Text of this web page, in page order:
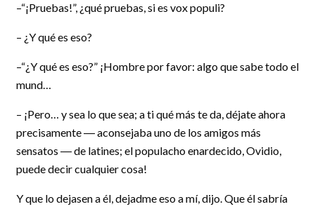
–“¡Pruebas!”, ¿qué pruebas, si es vox populi?
– ¿Y qué es eso?
–“¿Y qué es eso?” ¡Hombre por favor: algo que sabe todo el
mund…
– ¡Pero… y sea lo que sea; a ti qué más te da, déjate ahora
precisamente ― aconsejaba uno de los amigos más
sensatos ― de latines; el populacho enardecido, Ovidio,
puede decir cualquier cosa!
Y que lo dejasen a él, dejadme eso a mí, dijo. Que él sabría